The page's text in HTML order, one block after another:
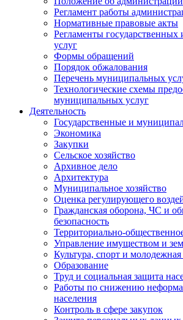
Регламент работы
Нормативные правовые акты
Регламенты
услуг
Формы обращений
Порядок обжалования
Перечень муниципальных
Технологические схемы
муниципальных услуг
Деятельность
Государственные и
Экономика
Закупки
Сельское хозяйство
Архивное дело
Архитектура
Муниципальное хозяйство
Оценка регулирующего
Гражданская оборона, ЧС и
безопасность
Территориально-
Управление имуществом и
Культура, спорт и
Образование
Труд и социальная защита
Работы по снижению
населения
Контроль в сфере закупок